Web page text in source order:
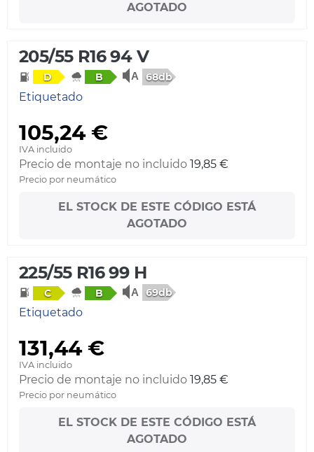
AGOTADO
205/55 R16 94 V
D B 68db
Etiquetado
105,24 €
IVA incluido
Precio de montaje no incluido 19,85 €
Precio por neumático
EL STOCK DE ESTE CÓDIGO ESTÁ
AGOTADO
225/55 R16 99 H
C B 69db
Etiquetado
131,44 €
IVA incluido
Precio de montaje no incluido 19,85 €
Precio por neumático
EL STOCK DE ESTE CÓDIGO ESTÁ
AGOTADO